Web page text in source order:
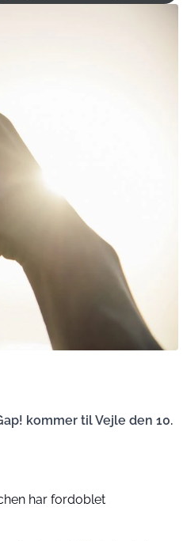
kommer til Vejle den 10.
har fordoblet